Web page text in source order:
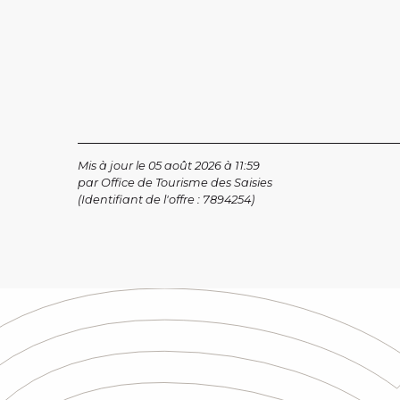
Mis à jour le 05 août 2026 à 11:59
par Office de Tourisme des Saisies
(Identifiant de l'offre : 7894254)